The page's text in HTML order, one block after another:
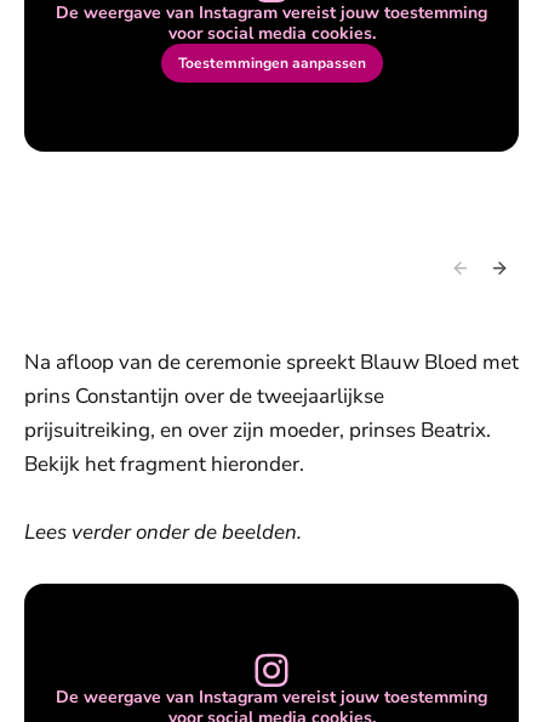
De weergave van Instagram vereist jouw toestemming
voor social media cookies.
Toestemmingen aanpassen
Na afloop van de ceremonie spreekt Blauw Bloed met
prins Constantijn over de tweejaarlijkse
prijsuitreiking, en over zijn moeder, prinses Beatrix.
Bekijk het fragment hieronder.
Lees verder onder de beelden.
De weergave van Instagram vereist jouw toestemming